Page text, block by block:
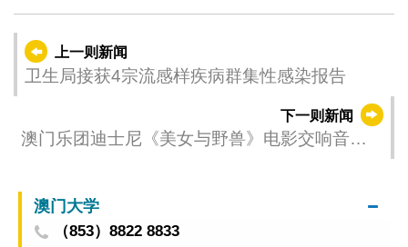
上一则新闻
卫生局接获4宗流感样疾病群集性感染报告
下一则新闻
澳门乐团迪士尼《美女与野兽》电影交响音乐
澳门大学
（853）8822 8833